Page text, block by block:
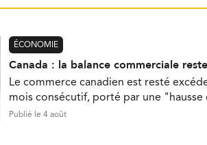
ÉCONOMIE
Canada : la balance commerciale
Le commerce canadien est resté
mois consécutif, porté par une
Publié le 4 août